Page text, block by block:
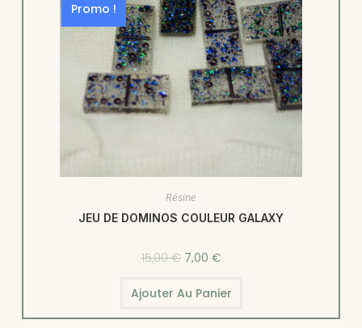
Promo !
Résine
JEU DE DOMINOS COULEUR GALAXY
15,00€ 7,00 €
Ajouter Au Panier